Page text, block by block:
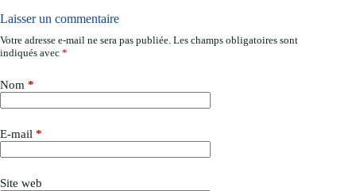
Laisser un commentaire
Votre adresse e-mail ne sera pas publiée. Les champs obligatoires sont
indiqués avec *
Nom *
E-mail *
Site web